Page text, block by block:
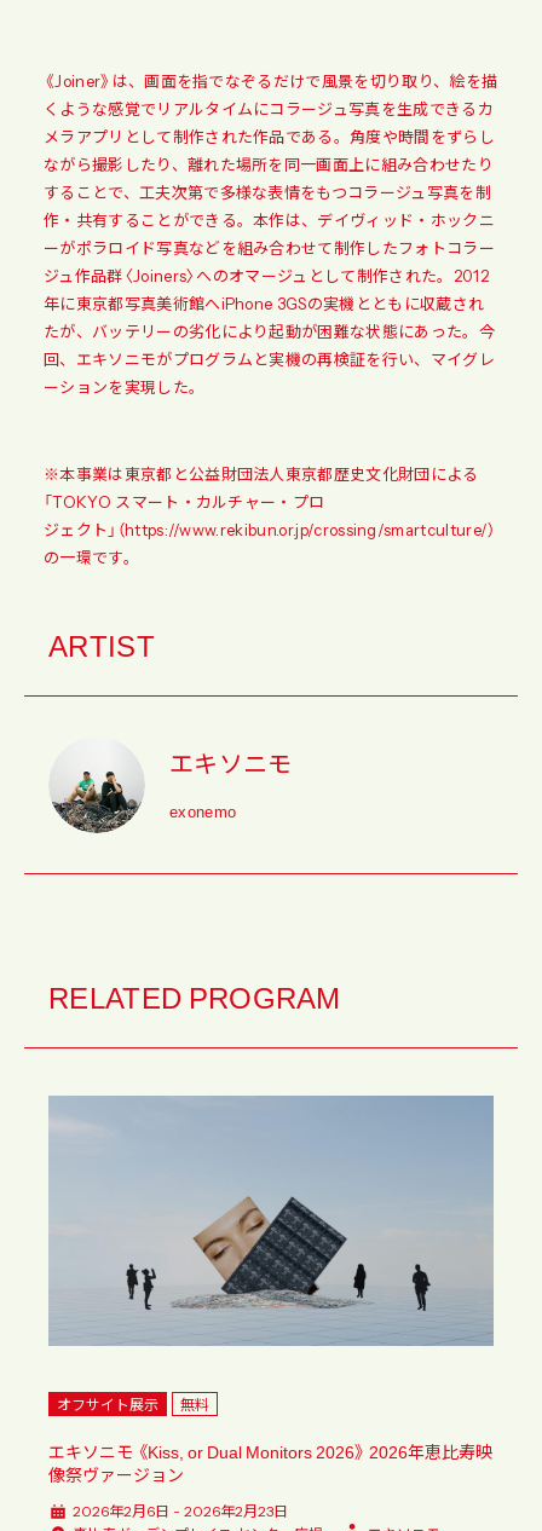
《Joiner》は、画面を指でなぞるだけで風景を切り取り、絵を描
くような感覚でリアルタイムにコラージュ写真を生成できるカ
メラアプリとして制作された作品である。角度や時間をずらし
ながら撮影したり、離れた場所を同一画面上に組み合わせたり
することで、工夫次第で多様な表情をもつコラージュ写真を制
作・共有することができる。本作は、デイヴィッド・ホックニ
ーがポラロイド写真などを組み合わせて制作したフォトコラー
ジュ作品群〈Joiners〉へのオマージュとして制作された。2012
年に東京都写真美術館へiPhone 3GSの実機とともに収蔵され
たが、バッテリーの劣化により起動が困難な状態にあった。今
回、エキソニモがプログラムと実機の再検証を行い、マイグレ
ーションを実現した。
※本事業は東京都と公益財団法人東京都歴史文化財団による
「TOKYO スマート・カルチャー・プロ
ジェクト」（https://www.rekibun.or.jp/crossing/smartculture/）
の一環です。
ARTIST
エキソニモ
exonemo
RELATED PROGRAM
オフサイト展示 無料
エキソニモ 《Kiss, or Dual Monitors 2026》 2026年恵比寿映
像祭ヴァージョン
2026年2月6日 - 2026年2月23日